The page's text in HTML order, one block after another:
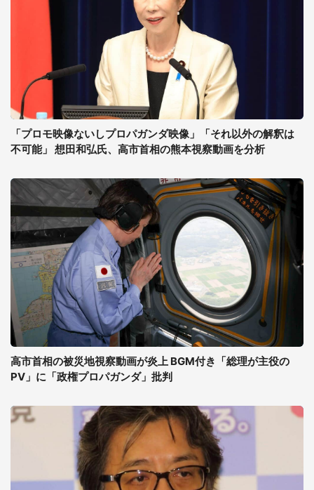
「プロモ映像ないしプロパガンダ映像」「それ以外の解釈は
不可能」 想田和弘氏、高市首相の熊本視察動画を分析
高市首相の被災地視察動画が炎上 BGM付き「総理が主役の
PV」に「政権プロパガンダ」批判